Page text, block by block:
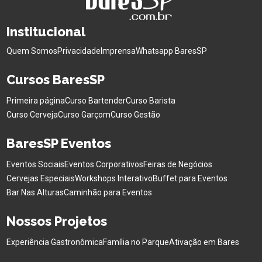
Institucional
Quem SomosPrivacidade ImprensaWhatsapp BaresSP
Cursos BaresSP
Primeira páginaCurso BartenderCurso Barista
Curso CervejaCurso GarçomCurso Gestão
BaresSP Eventos
Eventos SociaisEventos CorporativosFeiras de Negócios
Cervejas EspeciaisWorkshops InterativoBuffet para Eventos
Bar Nas AlturasCaminhão para Eventos
Nossos Projetos
Experiência GastronômicaFamília no ParqueAtivação em Bares